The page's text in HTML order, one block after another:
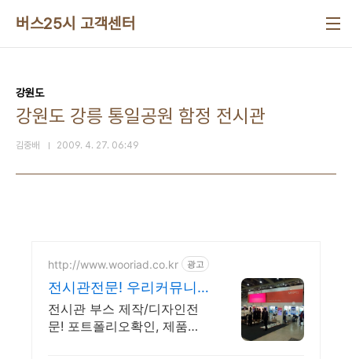
버스25시 고객센터
강원도
강원도 강릉 통일공원 함정 전시관
김중배 2009. 4. 27. 06:49
http://www.wooriad.co.kr 광고
전시관전문! 우리커뮤니
케이션 전시장치분야 지
정협력업체!
전시관 부스 제작/디자인전
문! 포트폴리오확인, 제품전